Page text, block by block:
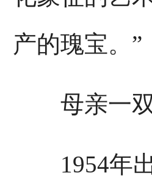
产的瑰宝。”
母亲一双
1954年出